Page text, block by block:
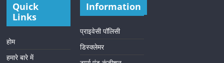
Quick
Links
होम
हमारे बारे में
Information
प्राइवेसी पॉलिसी
डिस्क्लेमर